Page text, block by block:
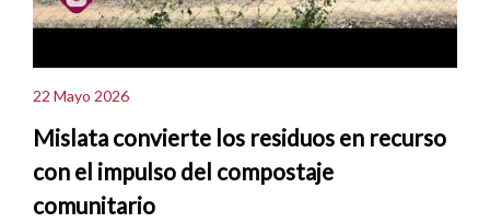
22 Mayo 2026
Mislata convierte los residuos en recurso
con el impulso del compostaje
comunitario